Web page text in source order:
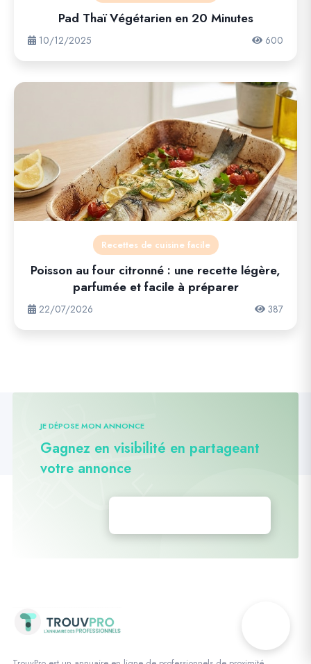
Pad Thaï Végétarien en 20 Minutes
10/12/2025 600
Recettes de cuisine facile
Poisson au four citronné : une recette légère,
parfumée et facile à préparer
22/07/2026 387
JE DÉPOSE MON ANNONCE
Gagnez en visibilité en partageant
votre annonce